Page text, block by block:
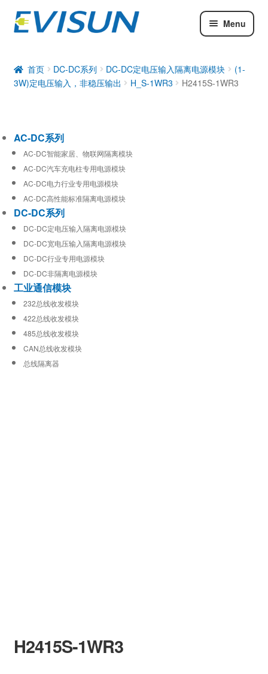
Menu
DC-DC系列
工业通信模块
首页 DC-DC系列 DC-DC定电压输入隔离电源模块
(1-
3W)定电压输入，非稳压输出
H_S-1WR3 H2415S-1WR3
H2415S-1WR3
AC-DC系列
AC-DC智能家居、物联网隔离模块
AC-DC汽车充电柱专用电源模块
AC-DC电力行业专用电源模块
AC-DC高性能标准隔离电源模块
DC-DC系列
DC-DC定电压输入隔离电源模块
DC-DC宽电压输入隔离电源模块
DC-DC行业专用电源模块
DC-DC非隔离电源模块
工业通信模块
232总线收发模块
422总线收发模块
485总线收发模块
CAN总线收发模块
总线隔离器